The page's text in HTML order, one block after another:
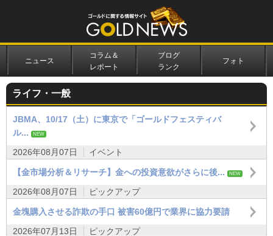
ニュース
コラム＆
レポート
ブログ
ランク
フォト
ライフ・一般
JBMA、10/17（土）に東京で「ゴールドフェスティバ
ル...
NEW
2026年08月07日 イベント
【金市場分析＆リサーチ】金への投資意欲がさらに後... NEW
2026年08月07日 ピックアップ
金塊購入させる詐欺の手口 被害60億円で業界に協力要請
2026年07月13日
ピックアップ